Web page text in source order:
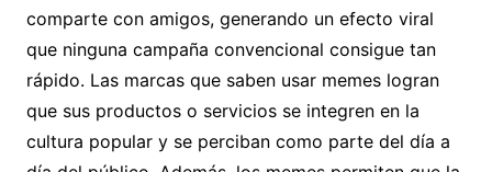
comparte con amigos, generando un efecto viral
que ninguna campaña convencional consigue tan
rápido. Las marcas que saben usar memes logran
que sus productos o servicios se integren en la
cultura popular y se perciban como parte del día a